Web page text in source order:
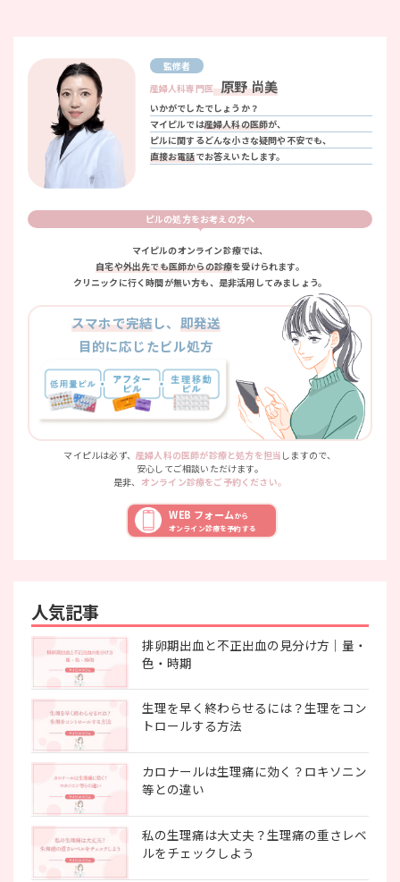
人気記事
排卵期出血と不正出血の見分け方｜量・
色・時期
生理を早く終わらせるには？生理をコン
トロールする方法
カロナールは生理痛に効く？ロキソニン
等との違い
私の生理痛は大丈夫？生理痛の重さレベ
ルをチェックしよう
監修者
産婦人科専門医 原野 尚美
いかがでしたでしょうか？
マイピルでは産婦人科の医師が、
ピルに関するどんな小さな疑問や不安でも、
直接お電話でお答えいたします。
ピルの処方をお考えの方へ
マイピルのオンライン診療では、
自宅や外出先でも医師からの診療を受けられます。
クリニックに行く時間が無い方も、是非活用してみましょう。
スマホで完結し、 即発送
目的に応じたピル処方
マイピルは必ず、産婦人科の医師が診療と処方を担当 しますので、
安心してご相談いただけます。
是非、 オンライン診療をご予約ください。
WEB フォームから
オンライン診療を予約する